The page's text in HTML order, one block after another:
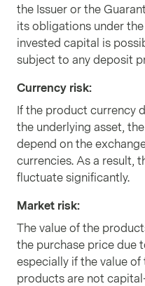
the Issuer or the
its obligations under
invested capital is
subject to any deposit
Currency risk:
If the product currency
the underlying asset,
depend on the
currencies. As a result,
fluctuate significantly.
Market risk:
The value of the
the purchase price due
especially if the value of
products are not